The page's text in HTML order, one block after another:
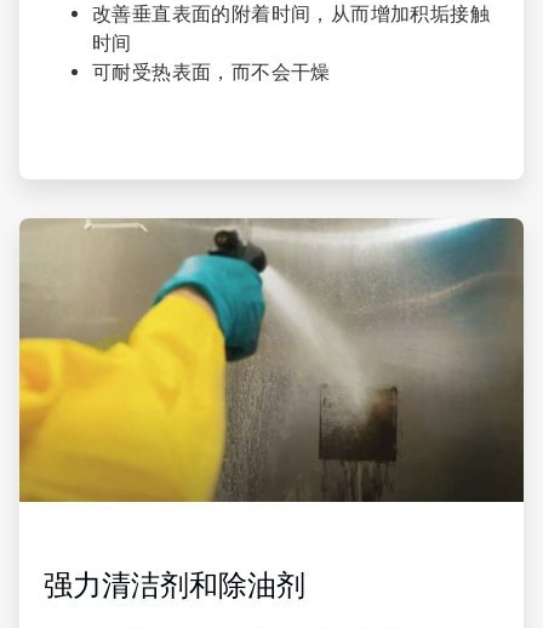
改善垂直表面的附着时间，从而增加积垢接触
时间
可耐受热表面，而不会干燥
ArticleTile
强力清洁剂和除油剂​